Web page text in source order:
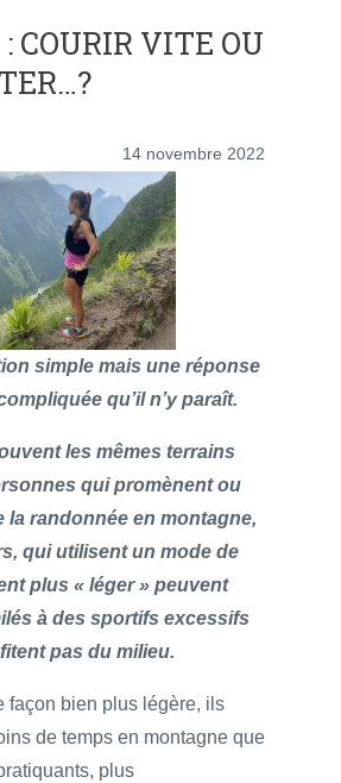
COURIR VITE OU
14 novembre 2022
simple mais une réponse
qu’il n’y paraît.
les mêmes terrains
qui promènent ou
la randonnée en montagne,
qui utilisent un mode de
plus « léger » peuvent
à des sportifs excessifs
pas du milieu.
façon bien plus légère, ils
de temps en montagne que
plus